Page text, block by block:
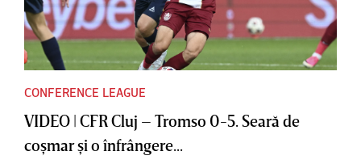
CONFERENCE LEAGUE
VIDEO | CFR Cluj – Tromso 0-5. Seară de
coşmar şi o înfrângere...